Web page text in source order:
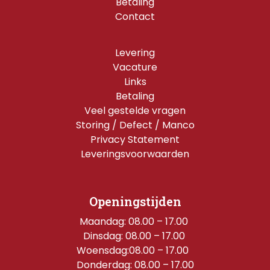
Contact
Levering
Vacature
Links
Betaling
Veel gestelde vragen
Storing / Defect / Manco
Privacy Statement
Leveringsvoorwaarden
Openingstijden
Maandag: 08.00 – 17.00
Dinsdag: 08.00 – 17.00
Woensdag:08.00 – 17.00
Donderdag: 08.00 – 17.00